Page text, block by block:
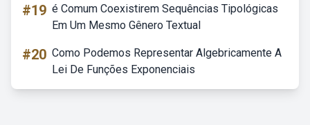
#19 é Comum Coexistirem Sequências Tipológicas
Em Um Mesmo Gênero Textual
#20 Como Podemos Representar Algebricamente A
Lei De Funções Exponenciais